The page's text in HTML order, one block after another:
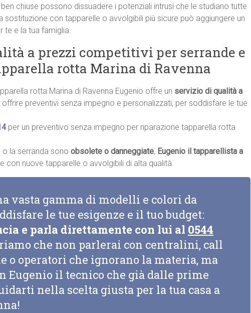
chiuse possono dissuadere i potenziali intrusi che le studiano tutte
sostituzione con tapparelle o avvolgibili più sicure può aggiungere un
te e la tua famiglia.
a prezzi competitivi per serrande e
rotta Marina di Ravenna
rotta Marina di Ravenna Eugenio offre un servizio di qualità a
offrire preventivi senza impegno e personalizzati, per soddisfare le tue
per un preventivo senza impegno per riparazione tapparella rotta
la serranda sono obsolete o danneggiate, Eugenio il tapparellista a
con nuove tapparelle o avvolgibili di alta qualità.
vasta gamma di modelli e colori da
le tue esigenze e il tuo budget:
e parla direttamente con lui al 0544
che non parlerai con centralini, call
o operatori che ignorano la materia, ma
Eugenio il tecnico che già dalle prime
nella scelta giusta per la tua casa a